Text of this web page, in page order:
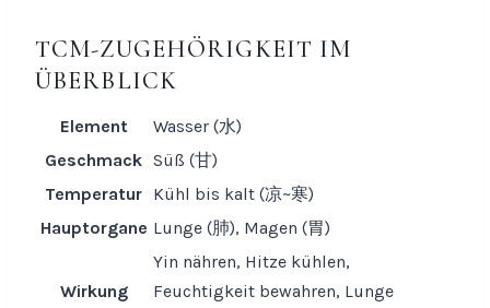
TCM-ZUGEHÖRIGKEIT IM
ÜBERBLICK
Element
Wasser (水)
Geschmack Süß (甘)
Temperatur Kühl bis kalt (凉~寒)
Hauptorgane Lunge (肺), Magen (胃)
Wirkung
Yin nähren, Hitze kühlen,
Feuchtigkeit bewahren, Lunge